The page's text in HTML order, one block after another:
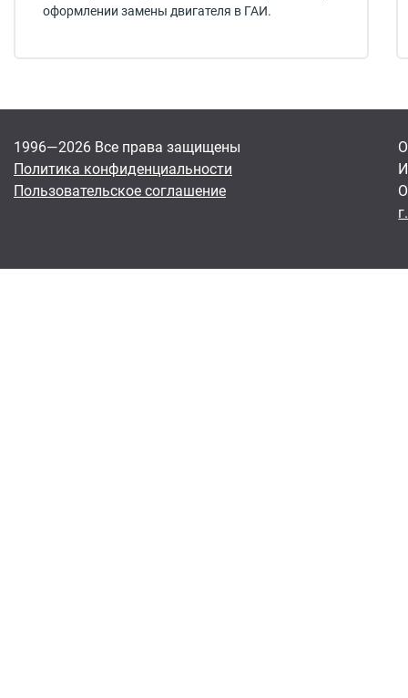
оформлении замены двигателя в ГАИ.
1996—2026 Все права защищены
Политика конфиденциальности
Пользовательское соглашение